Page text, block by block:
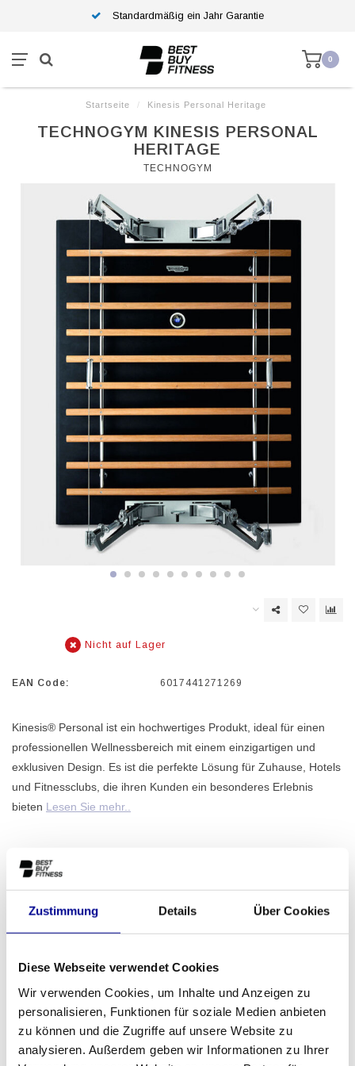
Zustimmung Details Über Cookies
Diese Webseite verwendet Cookies
Wir verwenden Cookies, um Inhalte und Anzeigen zu
personalisieren, Funktionen für soziale Medien anbieten
zu können und die Zugriffe auf unsere Website zu
analysieren. Außerdem geben wir Informationen zu Ihrer
Standardmäßig ein Jahr Garantie
0
Startseite / Kinesis Personal Heritage
TECHNOGYM KINESIS PERSONAL
HERITAGE
TECHNOGYM
Nicht auf Lager
EAN Code: 6017441271269
Kinesis® Personal ist ein hochwertiges Produkt, ideal für einen
professionellen Wellnessbereich mit einem einzigartigen und
exklusiven Design. Es ist die perfekte Lösung für Zuhause, Hotels
und Fitnessclubs, die ihren Kunden ein besonderes Erlebnis
bieten Lesen Sie mehr..
PROFESSIONELLE
STANDARDMÄSSIG EIN J
ERFAHRUNG
BESTE AUSSTATTUNG
INFORMATIONEN